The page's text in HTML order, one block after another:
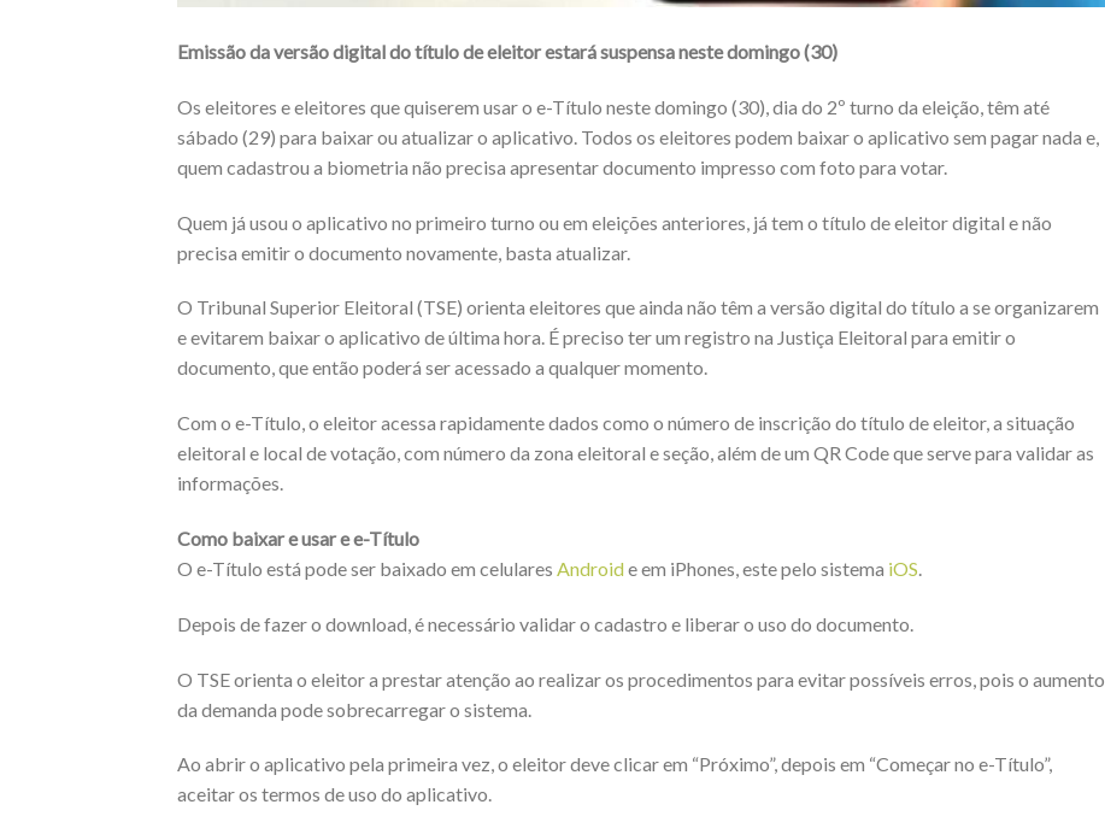
Emissão da versão digital do título de eleitor estará suspensa neste domingo (30)
Os eleitores e eleitores que quiserem usar o e-Título neste domingo (30), dia do 2º turno da eleição, têm até
sábado (29) para baixar ou atualizar o aplicativo. Todos os eleitores podem baixar o aplicativo sem pagar nada e,
quem cadastrou a biometria não precisa apresentar documento impresso com foto para votar.
Quem já usou o aplicativo no primeiro turno ou em eleições anteriores, já tem o título de eleitor digital e não
precisa emitir o documento novamente, basta atualizar.
O Tribunal Superior Eleitoral (TSE) orienta eleitores que ainda não têm a versão digital do título a se organizarem
e evitarem baixar o aplicativo de última hora. É preciso ter um registro na Justiça Eleitoral para emitir o
documento, que então poderá ser acessado a qualquer momento.
Com o e-Título, o eleitor acessa rapidamente dados como o número de inscrição do título de eleitor, a situação
eleitoral e local de votação, com número da zona eleitoral e seção, além de um QR Code que serve para validar as
informações.
Como baixar e usar e e-Título
O e-Título está pode ser baixado em celulares Androide em iPhones, este pelo sistema iOS.
Depois de fazer o download, é necessário validar o cadastro e liberar o uso do documento.
O TSE orienta o eleitor a prestar atenção ao realizar os procedimentos para evitar possíveis erros, pois o aumento
da demanda pode sobrecarregar o sistema.
Ao abrir o aplicativo pela primeira vez, o eleitor deve clicar em “Próximo”, depois em “Começar no e-Título”,
aceitar os termos de uso do aplicativo.